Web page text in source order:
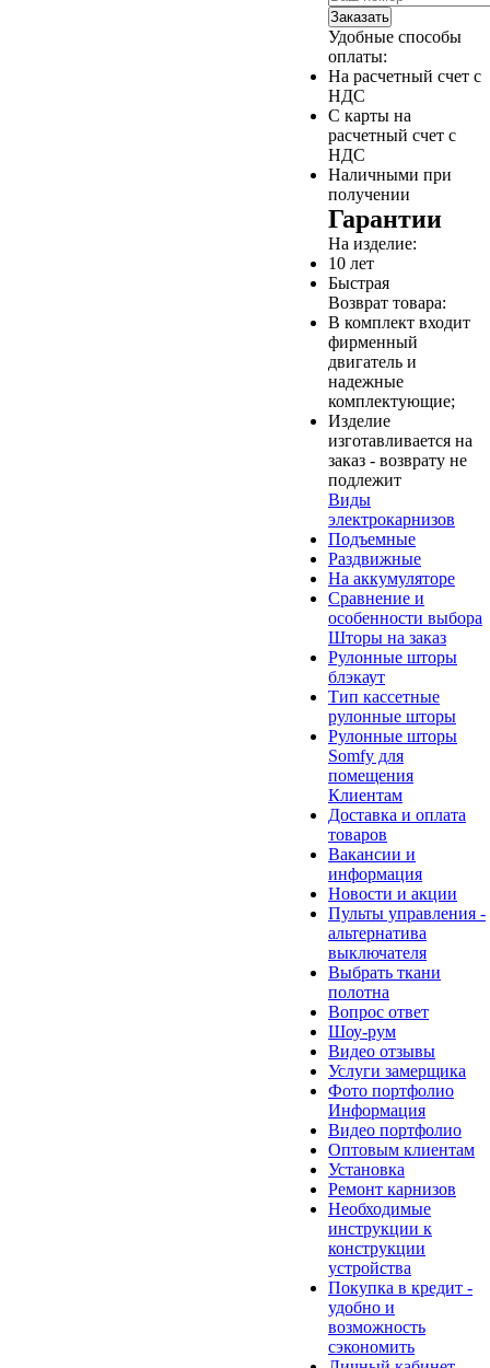
Заказать
Удобные способы
оплаты:
На расчетный счет с
НДС
С карты на
расчетный счет с
НДС
Наличными при
получении
Гарантии
На изделие:
10 лет
Быстрая
Возврат товара:
В комплект входит
фирменный
двигатель и
надежные
комплектующие;
Изделие
изготавливается на
заказ - возврату не
подлежит
Виды
электрокарнизов
Подъемные
Раздвижные
На аккумуляторе
Сравнение и
особенности выбора
Шторы на заказ
Рулонные шторы
блэкаут
Тип кассетные
рулонные шторы
Рулонные шторы
Somfy для
помещения
Клиентам
Доставка и оплата
товаров
Вакансии и
информация
Новости и акции
Пульты управления -
альтернатива
выключателя
Выбрать ткани
полотна
Вопрос ответ
Шоу-рум
Видео отзывы
Услуги замерщика
Фото портфолио
Информация
Видео портфолио
Оптовым клиентам
Установка
Ремонт карнизов
Необходимые
инструкции к
конструкции
устройства
Покупка в кредит -
удобно и
возможность
сэкономить